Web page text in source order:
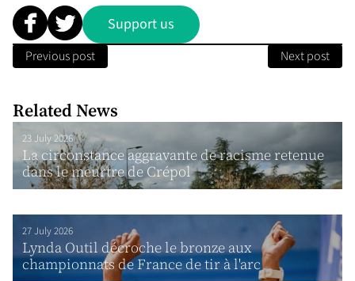
Support us
Previous post Next post
Related News
23 July 2026
La circonstance aggravante de racisme retenue
dans le meurtre de Crépol
27 July 2026
Lynda Outil décroche le bronze aux
championnats de France de tir à l'arc